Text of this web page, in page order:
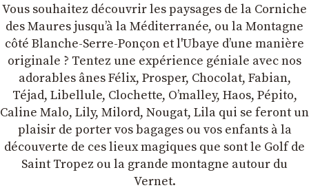
Vous souhaitez découvrir les paysages de la Corniche
des Maures jusqu’à la Méditerranée, ou la Montagne
côté Blanche-Serre-Ponçon et l'Ubaye dʼune manière
originale ? Tentez une expérience géniale avec nos
adorables ânes Félix, Prosper, Chocolat, Fabian,
Téjad, Libellule, Clochette, Oʼmalley, Haos, Pépito,
Caline Malo, Lily, Milord, Nougat, Lila qui se feront un
plaisir de porter vos bagages ou vos enfants à la
découverte de ces lieux magiques que sont le Golf de
Saint Tropez ou la grande montagne autour du
Vernet.